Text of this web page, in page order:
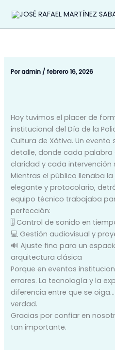
contenido
Poradmin / febrero 16, 2026
Hoy tuvimos el placer de
institucional del Día de la
Cultura de Xàtiva. Un evento
detalle, donde cada
claridad y cada intervención
Mientras el público llenaba
elegante y protocolario,
equipo técnico trabajaba
perfección:
🎚️ Control de sonido en
💻 Gestión audiovisual y
🔊 Ajuste fino para un
arquitectura clásica
Porque en eventos
errores. La tecnología y la
diferencia entre que se
verdad.
Gracias por confiar en
tan importante.